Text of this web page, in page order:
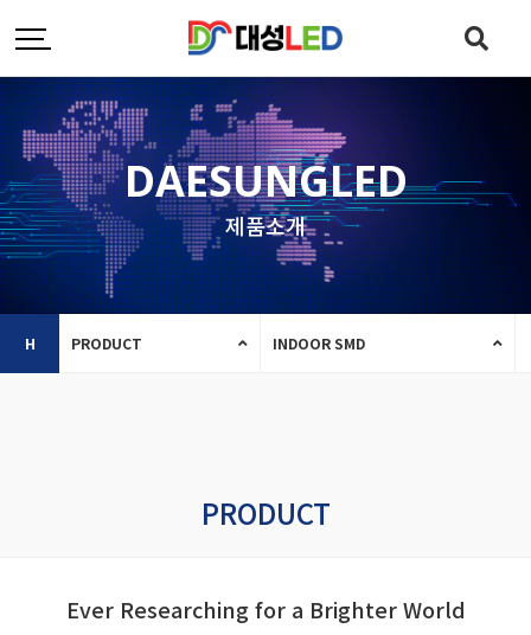
DAESUNGLED
제품소개
H PRODUCT INDOOR SMD
PRODUCT
Ever Researching for a Brighter World